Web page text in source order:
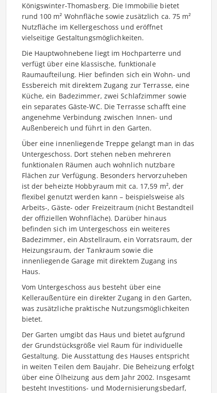
Königswinter-Thomasberg. Die Immobilie bietet
rund 100 m² Wohnfläche sowie zusätzlich ca. 75 m²
Nutzfläche im Kellergeschoss und eröffnet
vielseitige Gestaltungsmöglichkeiten.
Die Hauptwohnebene liegt im Hochparterre und
verfügt über eine klassische, funktionale
Raumaufteilung. Hier befinden sich ein Wohn- und
Essbereich mit direktem Zugang zur Terrasse, eine
Küche, ein Badezimmer, zwei Schlafzimmer sowie
ein separates Gäste-WC. Die Terrasse schafft eine
angenehme Verbindung zwischen Innen- und
Außenbereich und führt in den Garten.
Über eine innenliegende Treppe gelangt man in das
Untergeschoss. Dort stehen neben mehreren
funktionalen Räumen auch wohnlich nutzbare
Flächen zur Verfügung. Besonders hervorzuheben
ist der beheizte Hobbyraum mit ca. 17,59 m², der
flexibel genutzt werden kann – beispielsweise als
Arbeits-, Gäste- oder Freizeitraum (nicht Bestandteil
der offiziellen Wohnfläche). Darüber hinaus
befinden sich im Untergeschoss ein weiteres
Badezimmer, ein Abstellraum, ein Vorratsraum, der
Heizungsraum, der Tankraum sowie die
innenliegende Garage mit direktem Zugang ins
Haus.
Vom Untergeschoss aus besteht über eine
Kelleraußentüre ein direkter Zugang in den Garten,
was zusätzliche praktische Nutzungsmöglichkeiten
bietet.
Der Garten umgibt das Haus und bietet aufgrund
der Grundstücksgröße viel Raum für individuelle
Gestaltung. Die Ausstattung des Hauses entspricht
in weiten Teilen dem Baujahr. Die Beheizung erfolgt
über eine Ölheizung aus dem Jahr 2002. Insgesamt
besteht Investitions- und Modernisierungsbedarf,